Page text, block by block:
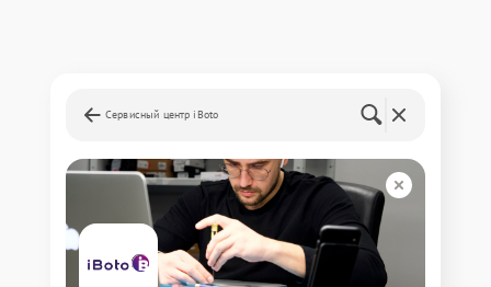
Сервисный центр iBoto